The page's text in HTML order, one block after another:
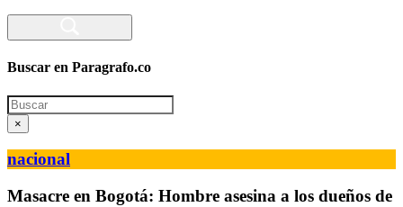
Buscar en Paragrafo.co
Search
×
nacional
Masacre en Bogotá: Hombre asesina a los dueños de